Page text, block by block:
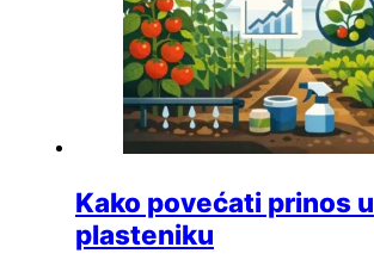
Kako povećati prinos u
plasteniku